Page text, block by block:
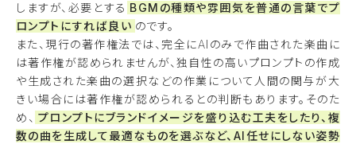
しますが、必要とする BGMの種類や雰囲気を普通の言葉でプ
ロンプトにすれば良い のです。
また、現行の著作権法では、完全にAIのみで作曲された楽曲に
は著作権が認められませんが、独自性の高いプロンプトの作成
や生成された楽曲の選択などの作業について人間の関与が大
きい場合には著作権が認められるとの判断もあります。そのた
め、 プロンプトにブランドイメージを盛り込む工夫をしたり、複
数の曲を生成して最適なものを選ぶなど、AI任せにしない姿勢